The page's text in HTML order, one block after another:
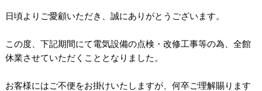
日頃よりご愛顧いただき、誠にありがとうございます。
この度、下記期間にて電気設備の点検・改修工事等の為、全館
休業させていただくこととなりました。
お客様にはご不便をお掛けいたしますが、何卒ご理解賜ります